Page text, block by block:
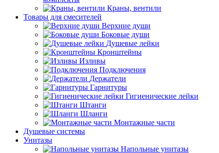
Краны, вентили
Товары для смесителей
Верхние души
Боковые души
Душевые лейки
Кронштейны
Изливы
Подключения
Держатели
Гарнитуры
Гигиенические лейки
Штанги
Шланги
Монтажные части
Душевые системы
Унитазы
Напольные унитазы